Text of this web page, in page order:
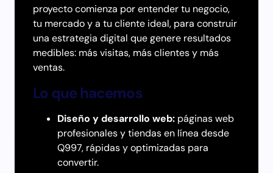
proyecto comienza por entender tu negocio,
tu mercado y a tu cliente ideal, para construir
una estrategia digital que genere resultados
medibles: más visitas, más clientes y más
ventas.
Lo que hacemos
Diseño y desarrollo web: páginas web
profesionales y tiendas en línea desde
Q997, rápidas y optimizadas para
convertir.